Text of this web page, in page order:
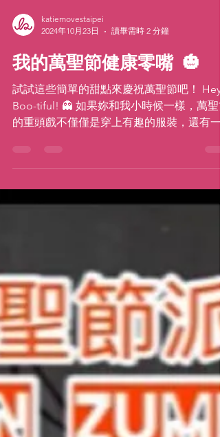
2024年10月23日
讀畢需時 2 分鐘
我的萬聖節健康零嘴 🎃
試試這些簡單的甜點來慶祝萬聖節吧！ Hey
Boo-tiful! 👻 如果妳和我小時候一樣，萬聖